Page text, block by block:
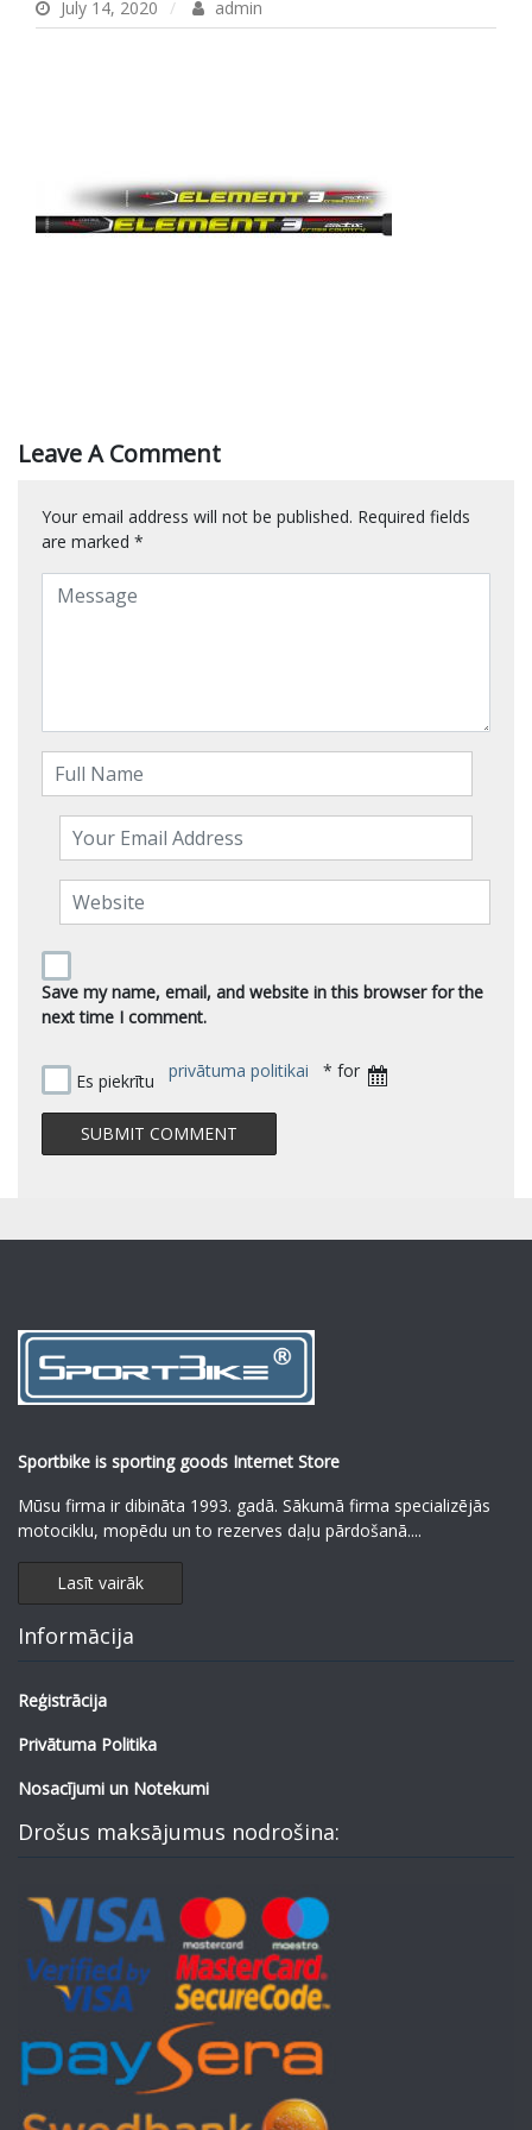
July 14, 2020 admin
Leave A Comment
Your email address will not be published. Required fields
are marked *
Save my name, email, and website in this browser for the
next time I comment.
Es piekrītu privātuma politikai * for
Sportbike is sporting goods Internet Store
Mūsu firma ir dibināta 1993. gadā. Sākumā firma specializējās
motociklu, mopēdu un to rezerves daļu pārdošanā....
Lasīt vairāk
Informācija
Reģistrācija
Privātuma Politika
Nosacījumi un Notekumi
Drošus maksājumus nodrošina: